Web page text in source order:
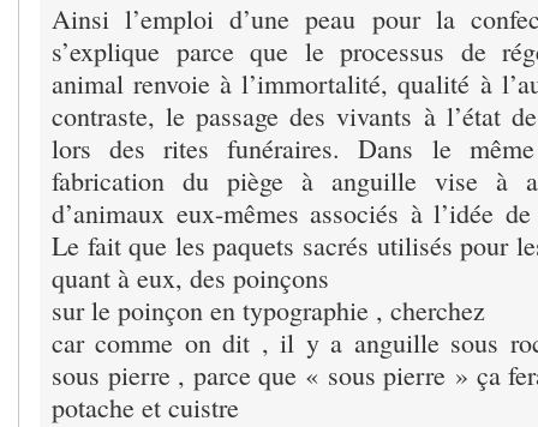
Ainsi l’emploi d’une peau pour la
s’explique parce que le processus de
animal renvoie à l’immortalité, qualité à
contraste, le passage des vivants à l’état
lors des rites funéraires. Dans le
fabrication du piège à anguille vise à
d’animaux eux-mêmes associés à l’idée
Le fait que les paquets sacrés utilisés pour
quant à eux, des poinçons
sur le poinçon en typographie , cherchez
car comme on dit , il y a anguille sous
sous pierre , parce que « sous pierre » ça
potache et cuistre